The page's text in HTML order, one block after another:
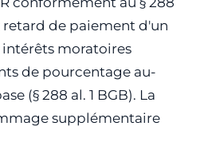
retard de paiement d'un
moratoires
de pourcentage au-
(§ 288 al. 1 BGB). La
supplémentaire